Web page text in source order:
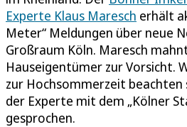
Experte Klaus Maresch erhält
Meter“ Meldungen über neue
Großraum Köln. Maresch
Hauseigentümer zur Vorsicht.
zur Hochsommerzeit
der Experte mit dem „Kölner
gesprochen.